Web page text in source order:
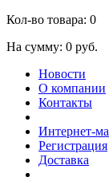
Кол-во товара: 0
На сумму: 0 руб.
Новости
О компании
Контакты
Интернет-
Регистрация
Доставка